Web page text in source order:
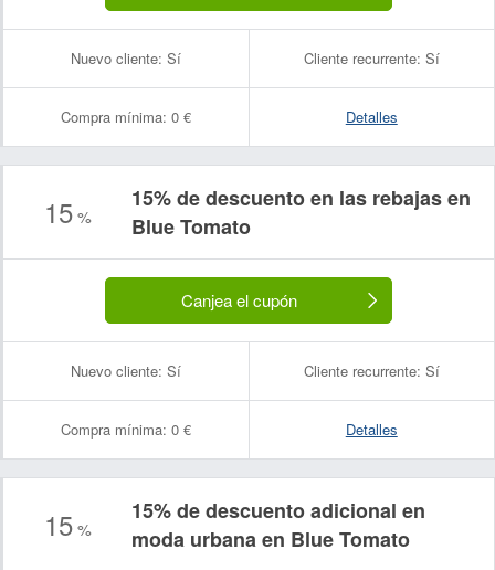
Nuevo cliente: Sí Cliente recurrente: Sí
Compra mínima: 0 € Detalles
15 %
15% de descuento en las rebajas en
Blue Tomato
Canjea el cupón
Nuevo cliente: Sí Cliente recurrente: Sí
Compra mínima: 0 € Detalles
15 %
15% de descuento adicional en
moda urbana en Blue Tomato